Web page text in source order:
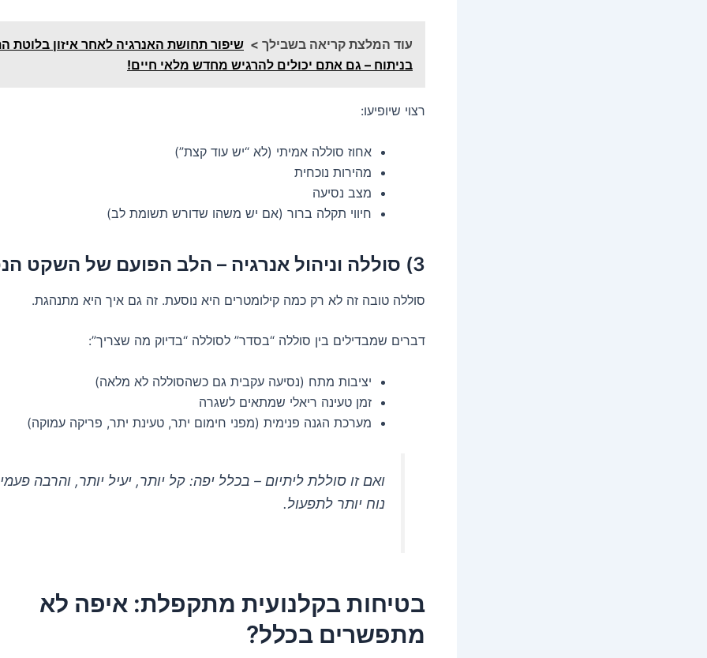
עוד המלצת קריאה בשבילך > שיפור תחושת האנרגיה לאחר איזון בלוטת
בניתוח – גם אתם יכולים להרגיש מחדש מלאי חיים!
רצוי שיופיעו:
אחוז סוללה אמיתי (לא “יש עוד קצת”)
מהירות נוכחית
מצב נסיעה
חיווי תקלה ברור (אם יש משהו שדורש תשומת לב)
3) סוללה וניהול אנרגיה – הלב הפועם של השקט הנפשי
סוללה טובה זה לא רק כמה קילומטרים היא נוסעת. זה גם איך היא מתנהגת.
דברים שמבדילים בין סוללה “בסדר” לסוללה “בדיוק מה שצריך”:
יציבות מתח (נסיעה עקבית גם כשהסוללה לא מלאה)
זמן טעינה ריאלי שמתאים לשגרה
מערכת הגנה פנימית (מפני חימום יתר, טעינת יתר, פריקה עמוקה)
ואם זו סוללת ליתיום – בכלל יפה: קל יותר, יעיל יותר, והרבה
נוח יותר לתפעול.
בטיחות בקלנועית מתקפלת: איפה לא
מתפשרים בכלל?